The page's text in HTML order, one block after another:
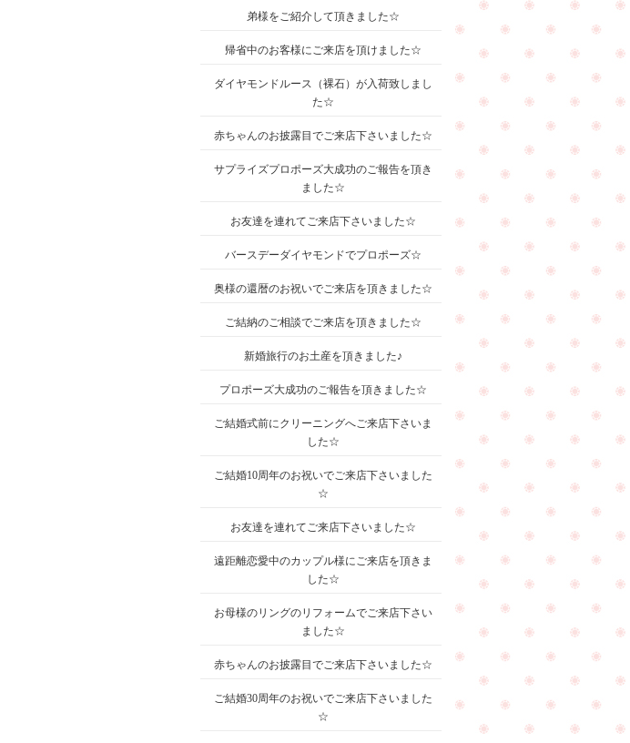
弟様をご紹介して頂きました☆
帰省中のお客様にご来店を頂けました☆
ダイヤモンドルース（裸石）が入荷致しまし
た☆
赤ちゃんのお披露目でご来店下さいました☆
サプライズプロポーズ大成功のご報告を頂き
ました☆
お友達を連れてご来店下さいました☆
バースデーダイヤモンドでプロポーズ☆
奥様の還暦のお祝いでご来店を頂きました☆
ご結納のご相談でご来店を頂きました☆
新婚旅行のお土産を頂きました♪
プロポーズ大成功のご報告を頂きました☆
ご結婚式前にクリーニングへご来店下さいま
した☆
ご結婚10周年のお祝いでご来店下さいました
☆
お友達を連れてご来店下さいました☆
遠距離恋愛中のカップル様にご来店を頂きま
した☆
お母様のリングのリフォームでご来店下さい
ました☆
赤ちゃんのお披露目でご来店下さいました☆
ご結婚30周年のお祝いでご来店下さいました
☆